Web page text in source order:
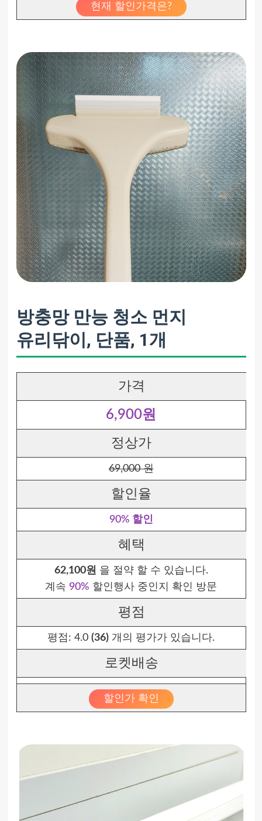
현재 할인가격은?
방충망 만능 청소 먼지
유리닦이, 단품, 1개
가격
6,900원
정상가
69,000 원
할인율
90% 할인
혜택
62,100원 을 절약 할 수 있습니다.
계속 90% 할인행사 중인지 확인 방문
평점
평점: 4.0 (36) 개의 평가가 있습니다.
로켓배송
할인가 확인